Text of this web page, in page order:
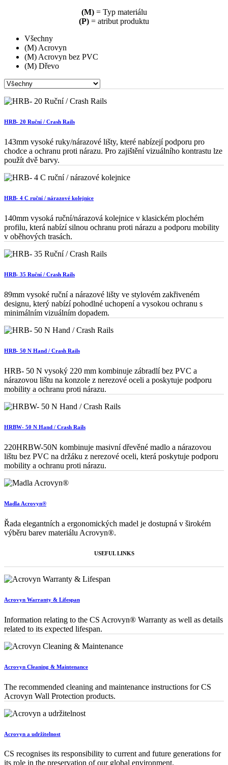
(M)= Typ materiálu
(P) = atribut produktu
Všechny
(M) Acrovyn
(M) Acrovyn bez PVC
(M) Dřevo
HRB- 20 Ruční / Crash Rails
143mm vysoké ruky/nárazové lišty, které nabízejí podporu pro
chodce a ochranu proti nárazu. Pro zajištění vizuálního kontrastu lze
použít dvě barvy.
HRB- 4 C ruční / nárazové kolejnice
140mm vysoká ruční/nárazová kolejnice v klasickém plochém
profilu, která nabízí silnou ochranu proti nárazu a podporu mobility
v oběhových trasách.
HRB- 35 Ruční / Crash Rails
89mm vysoké ruční a nárazové lišty ve stylovém zakřiveném
designu, který nabízí pohodlné uchopení a vysokou ochranu s
minimálním vizuálním dopadem.
HRB- 50 N Hand / Crash Rails
HRB- 50 N vysoký 220 mm kombinuje zábradlí bez PVC a
nárazovou lištu na konzole z nerezové oceli a poskytuje podporu
mobility a ochranu proti nárazu.
HRBW- 50 N Hand / Crash Rails
220HRBW-50N kombinuje masivní dřevěné madlo a nárazovou
lištu bez PVC na držáku z nerezové oceli, která poskytuje podporu
mobility a ochranu proti nárazu.
Madla Acrovyn®
Řada elegantních a ergonomických madel je dostupná v širokém
výběru barev materiálu Acrovyn®.
USEFUL LINKS
Acrovyn Warranty & Lifespan
Information relating to the CS Acrovyn® Warranty as well as details
related to its expected lifespan.
Acrovyn Cleaning & Maintenance
The recommended cleaning and maintenance instructions for CS
Acrovyn Wall Protection products.
Acrovyn a udržitelnost
CS recognises its responsibility to current and future generations for
its role in the preservation of our global environment.